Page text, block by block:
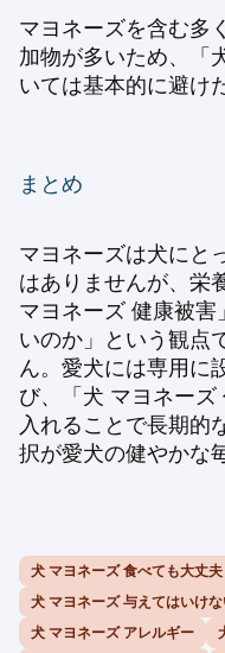
マヨネーズを含む多
加物が多いため、「
いては基本的に避け
まとめ
マヨネーズは犬にと
はありませんが、栄
マヨネーズ 健康被
いのか」という観点
ん。愛犬には専用に
び、「犬 マヨネーズ
入れることで長期的
択が愛犬の健やかな
犬 マヨネーズ 食べても大丈夫
犬 マヨネーズ 与えてはいけ
犬 マヨネーズ アレルギー